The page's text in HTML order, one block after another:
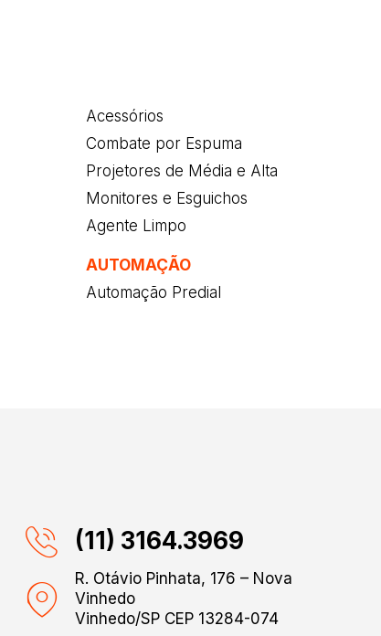
Acessórios
Combate por Espuma
Projetores de Média e Alta
Monitores e Esguichos
Agente Limpo
AUTOMAÇÃO
Automação Predial
(11) 3164.3969
R. Otávio Pinhata, 176 – Nova
Vinhedo
Vinhedo/SP CEP 13284-074